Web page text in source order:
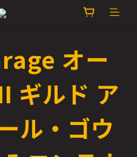
オー
ギルド ア
ル・ゴウ